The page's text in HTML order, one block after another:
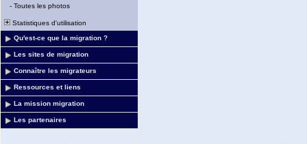
- Toutes les photos
Statistiques d'utilisation
Qu'est-ce que la migration ?
Les sites de migration
Connaître les migrateurs
Ressources et liens
La mission migration
Les partenaires